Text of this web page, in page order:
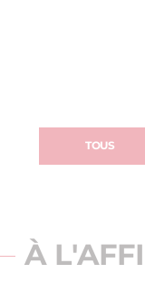
TOUS
À